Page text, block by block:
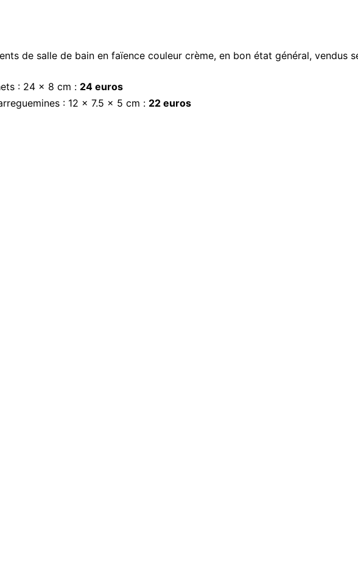
de salle de bain en faïence couleur crème, en bon état général, vendus
: 24 x 8 cm : 24 euros
: 12 x 7.5 x 5 cm : 22 euros